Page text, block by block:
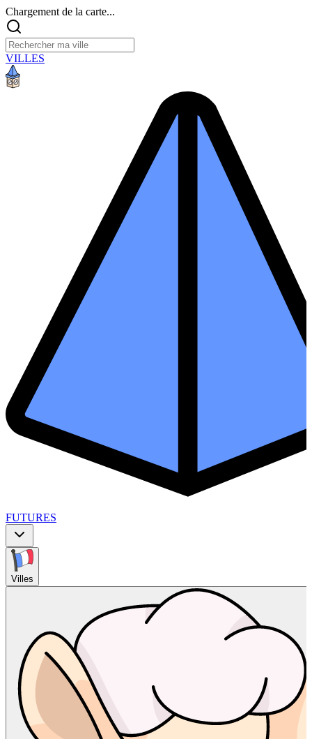
Chargement de la carte...
VILLES
FUTURES
Villes